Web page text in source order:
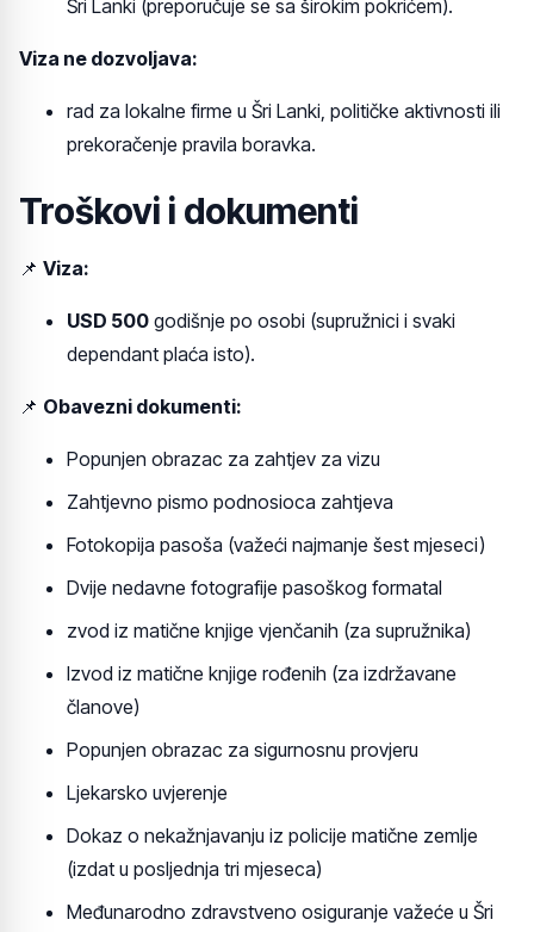
Šri Lanki (preporučuje se sa širokim pokrićem).
Viza ne dozvoljava:
rad za lokalne firme u Šri Lanki, političke aktivnosti ili
prekoračenje pravila boravka.
Troškovi i dokumenti
📌 Viza:
USD 500 godišnje po osobi (supružnici i svaki
dependant plaća isto).
📌 Obavezni dokumenti:
Popunjen obrazac za zahtjev za vizu
Zahtjevno pismo podnosioca zahtjeva
Fotokopija pasoša (važeći najmanje šest mjeseci)
Dvije nedavne fotografije pasoškog formataI
zvod iz matične knjige vjenčanih (za supružnika)
Izvod iz matične knjige rođenih (za izdržavane
članove)
Popunjen obrazac za sigurnosnu provjeru
Ljekarsko uvjerenje
Dokaz o nekažnjavanju iz policije matične zemlje
(izdat u posljednja tri mjeseca)
Međunarodno zdravstveno osiguranje važeće u Šri